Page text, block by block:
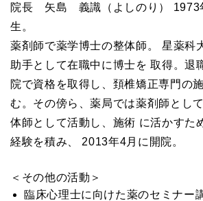
院長 矢島 義識（よしのり） 1973
生。
薬剤師で薬学博士の整体師。 星薬科
助手として在職中に博士を 取得。退
院で資格を取得し、頚椎矯正専門の
む。その傍ら、薬局では薬剤師とし
体師として活動し、施術 に活かすた
経験を積み、 2013年4月に開院。
＜その他の活動＞
臨床心理士に向けた薬のセミナー